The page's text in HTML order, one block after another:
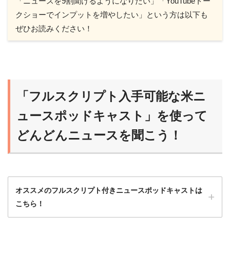
クショーでインプットを増やしたい」という方は以下も
ぜひお読みください！
「フルスクリプト入手可能な米ニ
ュースポッドキャスト」を使って
どんどんニュースを聞こう！
オススメのフルスクリプト付きニュースポッドキャストは
こちら！